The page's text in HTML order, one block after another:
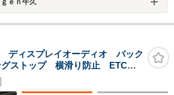
ィスプレイオーディオ バック
グストップ 横滑り防止 ETC